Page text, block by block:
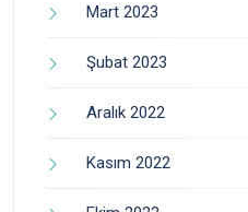
Mart 2023
Şubat 2023
Aralık 2022
Kasım 2022